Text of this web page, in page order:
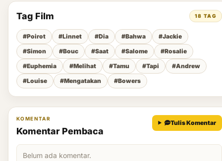
Tag Film 18 TAG
#Poirot #Linnet #Dia #Bahwa
#Jackie
#Simon
#Bouc #Saat #Salome
#Rosalie
#Euphemia
#Melihat #Tamu #Tapi
#Andrew
#Louise
#Mengatakan #Bowers
KOMENTAR
Komentar Pembaca
Tulis Komentar
Belum ada komentar.